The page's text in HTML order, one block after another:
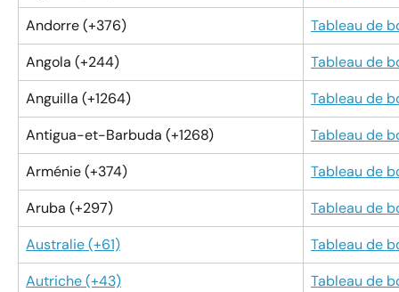
Andorre (+376)
Tableau de
Angola (+244)
Tableau de
Anguilla (+1264)
Tableau de
Antigua-et-Barbuda (+1268)
Tableau de
Arménie (+374)
Tableau de
Aruba (+297)
Tableau de
Australie (+61)
Tableau de
Autriche (+43)
Tableau de